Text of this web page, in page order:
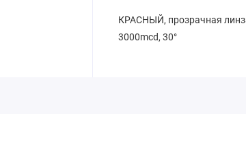
КРАСНЫЙ, прозрачная
3000mcd, 30°